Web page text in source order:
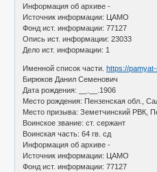
Информация об архиве -
Источник информации: ЦАМО
Фонд ист. информации: 77127
Опись ист. информации: 23033
Дело ист. информации: 1
Именной список части.https://
Бирюков Данил Семенович
Дата рождения: __.__.1906
Место рождения: Пензенская обл.,
Место призыва: Земетчинский РВК,
Воинское звание: ст. сержант
Воинская часть: 64 гв. сд
Информация об архиве -
Источник информации: ЦАМО
Фонд ист. информации: 77127